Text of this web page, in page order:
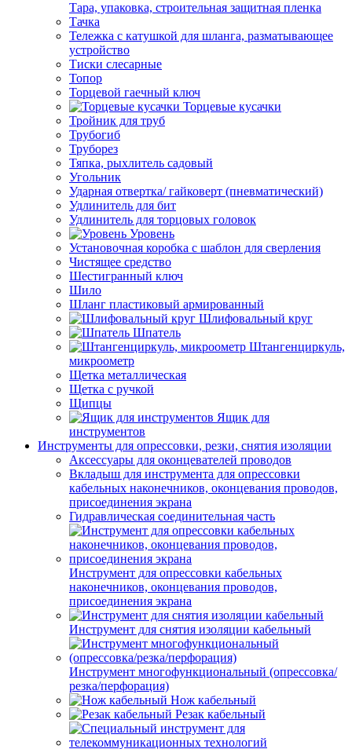
Тара, упаковка, строительная защитная пленка
Тачка
Тележка с катушкой для шланга, разматывающее
устройство
Тиски слесарные
Топор
Торцевой гаечный ключ
Торцевые кусачки
Тройник для труб
Трубогиб
Труборез
Тяпка, рыхлитель садовый
Угольник
Ударная отвертка/ гайковерт (пневматический)
Удлинитель для бит
Удлинитель для торцовых головок
Уровень
Установочная коробка с шаблон для сверления
Чистящее средство
Шестигранный ключ
Шило
Шланг пластиковый армированный
Шлифовальный круг
Шпатель
Штангенциркуль,
микроометр
Щетка металлическая
Щетка с ручкой
Щипцы
Ящик для
инструментов
Инструменты для опрессовки, резки, снятия изоляции
Аксессуары для оконцевателей проводов
Вкладыш для инструмента для опрессовки
кабельных наконечников, оконцевания проводов,
присоединения экрана
Гидравлическая соединительная часть
Инструмент для опрессовки кабельных
наконечников, оконцевания проводов,
присоединения экрана
Инструмент для снятия изоляции кабельный
Инструмент многофункциональный (опрессовка/
резка/перфорация)
Нож кабельный
Резак кабельный